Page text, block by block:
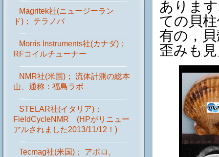
Magritek社(ニュージーラン
ド)； テラノバ
Morris Instruments社(カナダ)；
RFコイルチューナー
NMR社(米国)； 流体計測の総本
山、通称：福島ラボ
STELAR社(イタリア)；
FieldCycleNMR (HPがリニュー
アルされました2013/11/12！)
Tecmag社(米国)； アポロ、
ありま
ての貝
有の，
歪みも